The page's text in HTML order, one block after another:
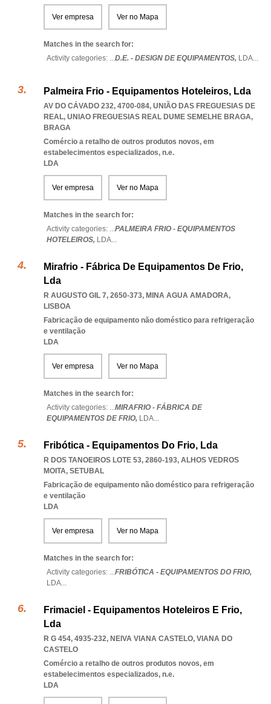
Ver empresa Ver no Mapa
Matches in the search for:
Activity categories: ...D.E. - DESIGN DE EQUIPAMENTOS, LDA...
Palmeira Frio - Equipamentos Hoteleiros, Lda
AV DO CÁVADO 232, 4700-084, UNIÃO DAS FREGUESIAS DE
REAL, UNIAO FREGUESIAS REAL DUME SEMELHE BRAGA,
BRAGA
Comércio a retalho de outros produtos novos, em
estabelecimentos especializados, n.e.
LDA
Ver empresa Ver no Mapa
Matches in the search for:
Activity categories: ...PALMEIRA FRIO - EQUIPAMENTOS
HOTELEIROS, LDA...
Mirafrio - Fábrica De Equipamentos De Frio,
Lda
R AUGUSTO GIL 7, 2650-373, MINA AGUA AMADORA,
LISBOA
Fabricação de equipamento não doméstico para refrigeração
e ventilação
LDA
Ver empresa Ver no Mapa
Matches in the search for:
Activity categories: ...MIRAFRIO - FÁBRICA DE
EQUIPAMENTOS DE FRIO, LDA...
Fribótica - Equipamentos Do Frio, Lda
R DOS TANOEIROS LOTE 53, 2860-193, ALHOS VEDROS
MOITA, SETUBAL
Fabricação de equipamento não doméstico para refrigeração
e ventilação
LDA
Ver empresa Ver no Mapa
Matches in the search for:
Activity categories: ...FRIBÓTICA - EQUIPAMENTOS DO FRIO,
LDA...
Frimaciel - Equipamentos Hoteleiros E Frio,
Lda
R G 454, 4935-232, NEIVA VIANA CASTELO, VIANA DO
CASTELO
Comércio a retalho de outros produtos novos, em
estabelecimentos especializados, n.e.
LDA